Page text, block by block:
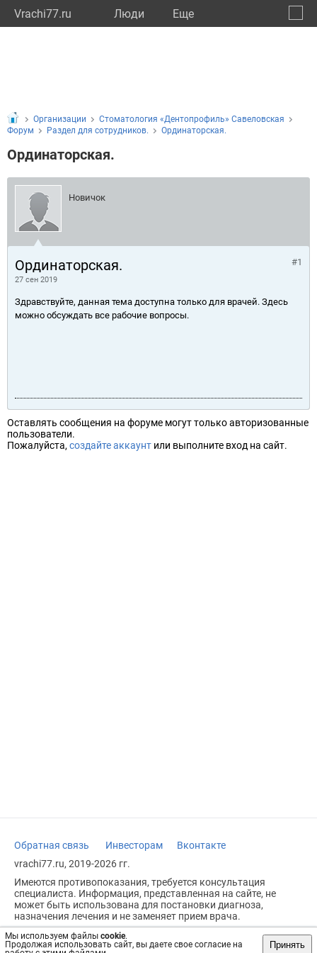
Vrachi77.ru Люди Eще
Мы используем файлы cookie.
Продолжая использовать сайт, вы даете свое согласие на
Принять
Организации
Стоматология «Дентопрофиль» Савеловская
Форум
Раздел для сотрудников. Ординаторская.
Ординаторская.
Новичок
Ординаторская.
27 сен 2019
#1
Здравствуйте, данная тема доступна только для врачей. Здесь
можно обсуждать все рабочие вопросы.
Оставлять сообщения на форуме могут только авторизованные
пользователи.
Пожалуйста, создайте аккаунт или выполните вход на сайт.
Обратная связь Инвесторам
Вконтакте
vrachi77.ru, 2019-2026 гг.
Имеются противопоказания, требуется консультация
специалиста. Информация, представленная на сайте, не
может быть использована для постановки диагноза,
назначения лечения и не заменяет прием врача.
Возрастное ограничение: 18+